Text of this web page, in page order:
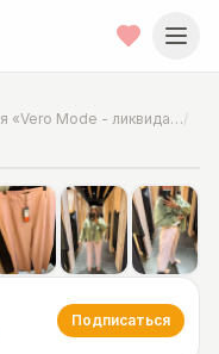
Сессия «Vero Mode - ликвидация»/
Подписаться